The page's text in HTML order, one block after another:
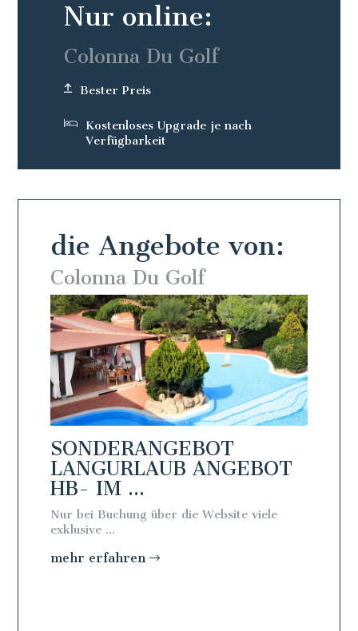
die Angebote von:
Colonna Du Golf
SONDERANGEBOT
LANGURLAUB ANGEBOT
HB- IM ...
Nur bei Buchung über die Website viele
exklusive ...
mehr erfahren
Nur online:
Colonna Du Golf
Bester Preis
Kostenloses Upgrade je nach
Verfügbarkeit